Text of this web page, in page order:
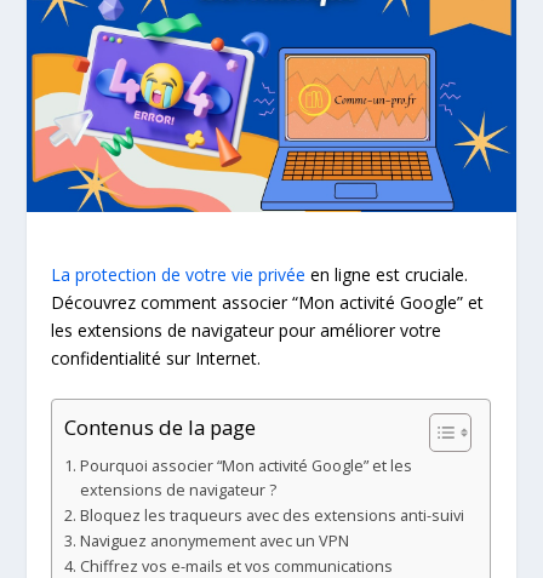
La protection de votre vie privée en ligne est cruciale.
Découvrez comment associer “Mon activité Google” et
les extensions de navigateur pour améliorer votre
confidentialité sur Internet.
Contenus de la page
Pourquoi associer “Mon activité Google” et les
extensions de navigateur ?
Bloquez les traqueurs avec des extensions anti-suivi
Naviguez anonymement avec un VPN
Chiffrez vos e-mails et vos communications